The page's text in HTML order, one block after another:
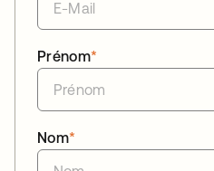
*
Prénom
*
Nom